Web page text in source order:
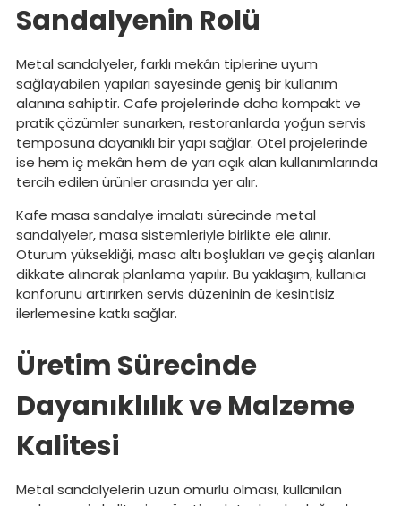
Sandalyenin Rolü
Metal sandalyeler, farklı mekân tiplerine uyum
sağlayabilen yapıları sayesinde geniş bir kullanım
alanına sahiptir. Cafe projelerinde daha kompakt ve
pratik çözümler sunarken, restoranlarda yoğun servis
temposuna dayanıklı bir yapı sağlar. Otel projelerinde
ise hem iç mekân hem de yarı açık alan kullanımlarında
tercih edilen ürünler arasında yer alır.
Kafe masa sandalye imalatı sürecinde metal
sandalyeler, masa sistemleriyle birlikte ele alınır.
Oturum yüksekliği, masa altı boşlukları ve geçiş alanları
dikkate alınarak planlama yapılır. Bu yaklaşım, kullanıcı
konforunu artırırken servis düzeninin de kesintisiz
ilerlemesine katkı sağlar.
Üretim Sürecinde
Dayanıklılık ve Malzeme
Kalitesi
Metal sandalyelerin uzun ömürlü olması, kullanılan